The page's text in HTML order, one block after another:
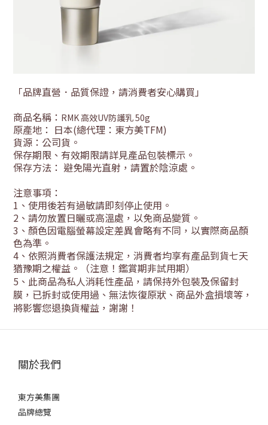
「品牌直營．品質保證，請消費者安心購買」
商品名稱： RMK 高效UV防護乳 50g
原產地： 日本(總代理：東方美TFM)
貨源：公司貨 。
保存期限、有效期限請詳見產品包裝標示。
保存方法： 避免陽光直射，請置於陰涼處。
注意事項：
1 、使用後若有過敏請即刻停止使用。
2 、請勿放置日曬或高溫處，以免商品變質。
3 、顏色因電腦螢幕設定差異會略有不同，以實際商品顏
色為準。
4 、依照消費者保護法規定，消費者均享有產品到貨七天
猶豫期之權益。（注意！鑑賞期非試用期）
5 、此商品為私人消耗性產品，請保持外包裝及保留封
膜，已拆封或使用過、無法恢復原狀、商品外盒損壞等，
將影響您退換貨權益，謝謝！
關於我們
東方美集團
品牌總覽